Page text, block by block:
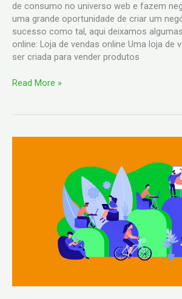
de consumo no universo web e fazem
uma grande oportunidade de criar um
sucesso como tal, aqui deixamos
online: Loja de vendas online Uma loja de
ser criada para vender produtos
Read More »